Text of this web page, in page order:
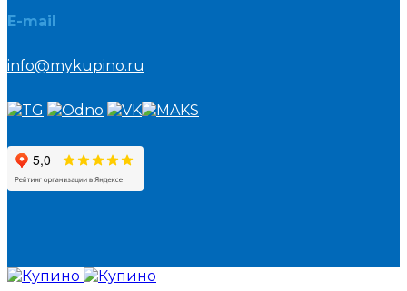
E-mail
info@mykupino.ru